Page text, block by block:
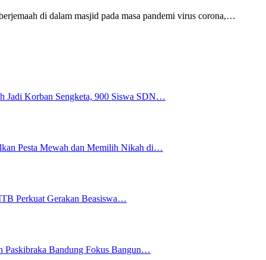
di dalam masjid pada masa pandemi virus corona,…
Jadi Korban Sengketa, 900 Siswa SDN…
Pesta Mewah dan Memilih Nikah di…
Perkuat Gerakan Beasiswa…
Paskibraka Bandung Fokus Bangun…